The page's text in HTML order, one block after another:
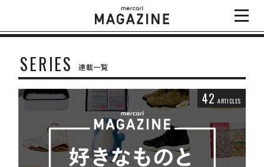
SERIES 連載一覧
42 ARTICLES